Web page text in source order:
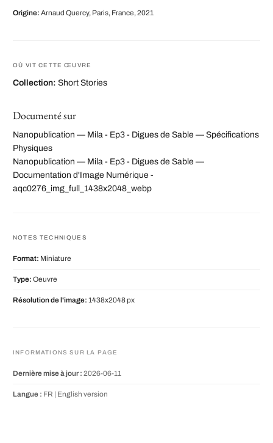
Origine: Arnaud Quercy, Paris, France, 2021
OÙ VIT CETTE ŒUVRE
Collection: Short Stories
Documenté sur
Nanopublication — Mila - Ep3 - Digues de Sable — Spécifications
Physiques
Nanopublication — Mila - Ep3 - Digues de Sable —
Documentation d'Image Numérique -
aqc0276_img_full_1438x2048_webp
NOTES TECHNIQUES
Format: Miniature
Type: Oeuvre
Résolution de l'image: 1438x2048 px
INFORMATIONS SUR LA PAGE
Dernière mise à jour : 2026-06-11
Langue : FR | English version